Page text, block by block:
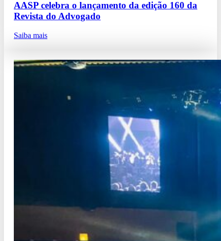
AASP celebra o lançamento da edição 160 da
Revista do Advogado
Saiba mais